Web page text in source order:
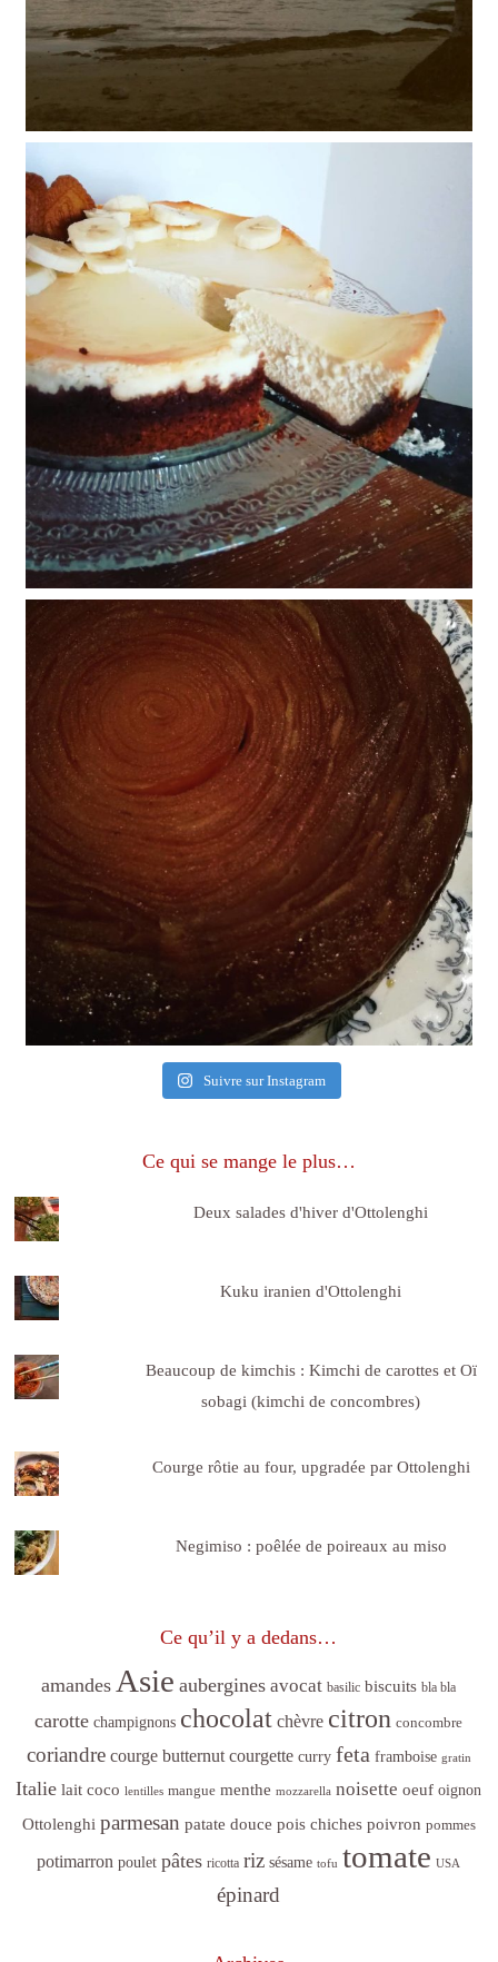
Suivre sur Instagram
Ce qui se mange le plus…
Deux salades d'hiver d'Ottolenghi
Kuku iranien d'Ottolenghi
Beaucoup de kimchis : Kimchi de carottes et Oï
sobagi (kimchi de concombres)
Courge rôtie au four, upgradée par Ottolenghi
Negimiso : poêlée de poireaux au miso
Ce qu’il y a dedans…
amandes Asie aubergines avocat basilic biscuits bla bla
carotte champignons chocolat chèvre citron concombre
coriandre courge butternut courgette curry feta framboise gratin
Italie lait coco lentilles mangue menthe mozzarella noisette oeuf oignon
Ottolenghi parmesan patate douce pois chiches poivron pommes
potimarron poulet pâtes ricotta riz sésame tofu tomate USA
épinard